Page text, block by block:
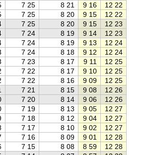
7 25 8 21 9 16 12 22
7 25 8 20 9 15 12 22
7 25 8 20 9 15 12 23
7 24 8 19 9 14 12 23
7 24 8 19 9 13 12 24
7 24 8 18 9 12 12 24
7 23 8 17 9 11 12 25
7 22 8 17 9 10 12 25
7 22 8 16 9 09 12 25
7 21 8 15 9 08 12 26
7 20 8 14 9 06 12 26
7 19 8 13 9 05 12 27
7 18 8 12 9 04 12 27
7 17 8 10 9 02 12 27
7 16 8 09 9 01 12 28
7 15 8 08 8 59 12 28